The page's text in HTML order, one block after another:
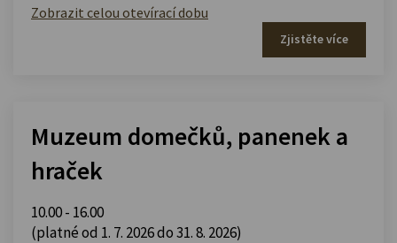
Zobrazit celou otevírací dobu
Zjistěte více
Muzeum domečků, panenek a
hraček
10.00 - 16.00
(platné od 1. 7. 2026 do 31. 8. 2026)